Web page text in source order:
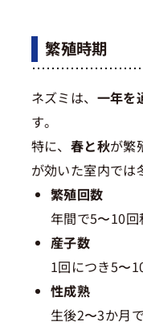
繁殖時期
ネズミは、 一年を
す。
特に、 春と秋が繁
が効いた室内では
繁殖回数
年間で5〜10回
産子数
1回につき5〜
性成熟
生後2〜3か月